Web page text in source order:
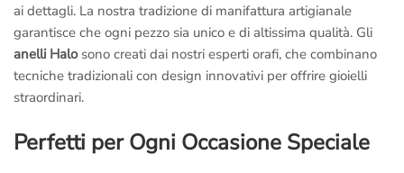
ai dettagli. La nostra tradizione di manifattura artigianale
garantisce che ogni pezzo sia unico e di altissima qualità. Gli
anelli Halosono creati dai nostri esperti orafi, che combinano
tecniche tradizionali con design innovativi per offrire gioielli
straordinari.
Perfetti per Ogni Occasione Speciale